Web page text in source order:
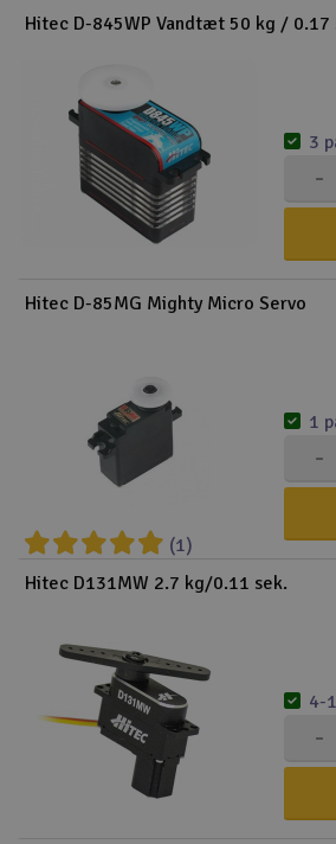
Solenergi
Værktøj, udstyr og
Gavekort
Hitec D-845WP Vandtæt 50 kg / 0.17
-
3
Hitec D-85MG Mighty Micro Servo
(1)
-
1
Hitec D131MW 2.7 kg/0.11 sek.
-
4-